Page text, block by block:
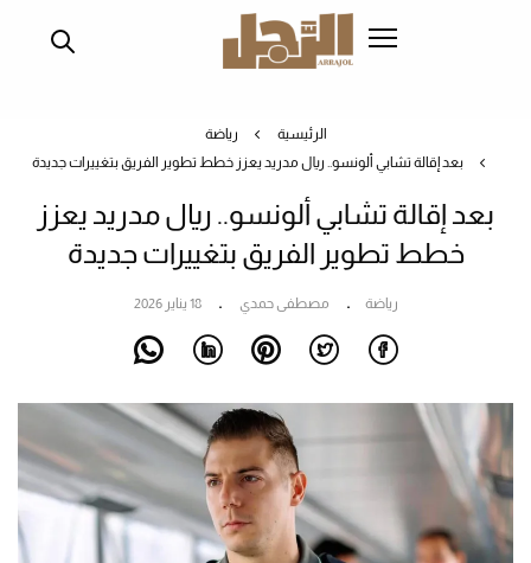
الرئيسية
رياضة
بعد إقالة تشابي ألونسو.. ريال مدريد يعزز خطط تطوير الفريق بتغييرات جديدة
بعد إقالة تشابي ألونسو.. ريال مدريد يعزز
خطط تطوير الفريق بتغييرات جديدة
رياضة مصطفى حمدي 18 يناير 2026